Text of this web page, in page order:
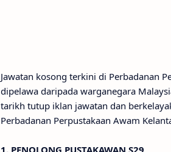
Jawatan kosong terkini di Perbadanan
dipelawa daripada warganegara
tarikh tutup iklan jawatan dan
Perbadanan Perpustakaan Awam
1. PENOLONG PUSTAKAWAN S29